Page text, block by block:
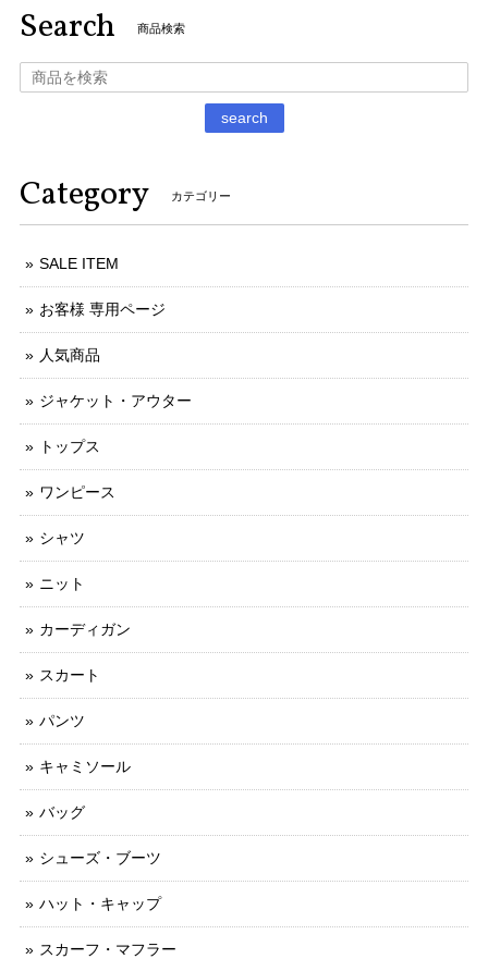
Search 商品検索
search
Category カテゴリー
SALE ITEM
お客様 専用ページ
人気商品
ジャケット・アウター
トップス
ワンピース
シャツ
ニット
カーディガン
スカート
パンツ
キャミソール
バッグ
シューズ・ブーツ
ハット・キャップ
スカーフ・マフラー